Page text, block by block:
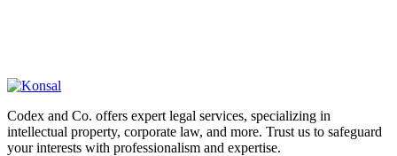
Codex and Co. offers expert legal services, specializing in
intellectual property, corporate law, and more. Trust us to safeguard
your interests with professionalism and expertise.